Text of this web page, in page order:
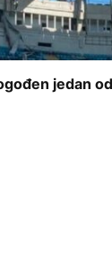
jedan